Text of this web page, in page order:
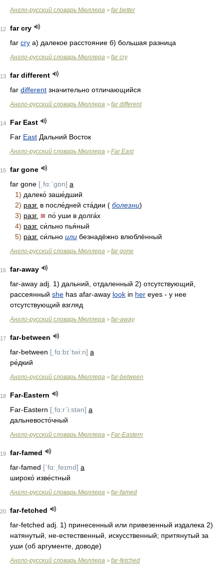
Англо-русский словарь Мюллера > far better
12
far cry
far cry а) далекое расстояние б) большая разница
Англо-русский словарь Мюллера > far cry
13
far different
far different значительно отличающийся
Англо-русский словарь Мюллера > far different
14
Far East
Far East Дальний Восток
Англо-русский словарь Мюллера > Far East
15
far gone
far gone [ˏfɑ:ˊgɒn] a
1) далеко́ заше́дший
2) разг. в после́дней ста́дии ( болезни)
3) разг. ≅ по́ уши в долга́х
4) разг. си́льно пья́ный
5) разг. си́льно или безнадёжно влюблённый
Англо-русский словарь Мюллера > far gone
16
far-away
far-away adj. 1) дальний, отдаленный 2) отсутствующий,
рассеянный she has afar-away look in her eyes - у нее
отсутствующий взгляд
Англо-русский словарь Мюллера > far-away
17
far-between
far-between [ˏfɑ:bɪˊtwi:n] a
ре́дкий
Англо-русский словарь Мюллера > far-between
18
Far-Eastern
Far-Eastern [ˏfɑ:rˊi:stən] a
дальневосто́чный
Англо-русский словарь Мюллера > Far-Eastern
19
far-famed
far-famed [ˊfɑ:ˏfeɪmd] a
широко́ изве́стный
Англо-русский словарь Мюллера > far-famed
20
far-fetched
far-fetched adj. 1) принесенный или привезенный издалека 2)
натянутый, не-естественный, искусственный; притянутый за
уши (об аргументе, доводе)
Англо-русский словарь Мюллера > far-fetched